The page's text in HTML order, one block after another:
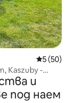
Средна
5 (50)
-
Кашубия
и
под наем